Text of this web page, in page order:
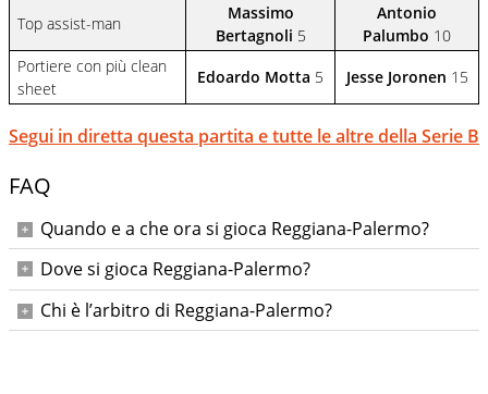
Top assist-man
Massimo
Bertagnoli 5
Antonio
Palumbo 10
Portiere con più clean
sheet
Edoardo Motta 5 Jesse Joronen 15
Segui in diretta questa partita e tutte le altre della Serie B
FAQ
Quando e a che ora si gioca Reggiana-Palermo?
Sabato 25 aprile 2026 alle ore 15:00.
Dove si gioca Reggiana-Palermo?
Al MAPEI Stadium - Città del Tricolore, a Reggio Emilia.
Chi è l’arbitro di Reggiana-Palermo?